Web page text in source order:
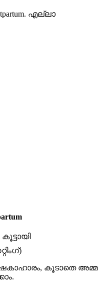
എല്ലാ
കൂട്ടായി
കൂടാതെ അമ്മ